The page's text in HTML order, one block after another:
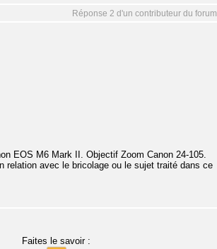
Réponse 2 d'un contributeur du forum
EOS M6 Mark II. Objectif Zoom Canon 24-105.
relation avec le bricolage ou le sujet traité dans ce
Faites le savoir :